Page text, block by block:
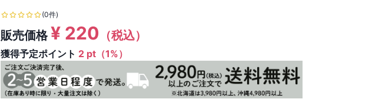
(0件)
販売価格¥ 220 （税込）
獲得予定ポイント 2 pt（1%）